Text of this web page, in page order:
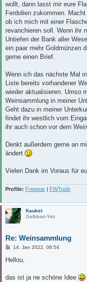
wollt, dann lasst mir eure
Ferdolien zukommen.
ob ich mich mit einer
revanchieren soll. Wenn ihr
Untiefen der Bank aller
ein paar mehr Goldmünzen
gerne einen Brief.
Wenn ich das nächste Mal
Liste bereits vorhandener
wieder aktualisieren. Umso
Weinsammlung in meiner
Geht dazu in meiner
findet ihr westlich vom
ihr auch schon vor dem
Denkt außerdem gerne an
ändert
Vielen Dank im Voraus für
Profile: Freewar | FWTools
Kauket
Gelbbart-Yeti
Re: Weinsammlung
B
i
a
14. Jan 2022, 08:54
Hellou,
das ist ja ne schöne Idee